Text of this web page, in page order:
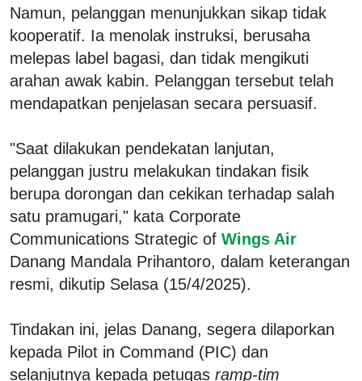
Namun, pelanggan menunjukkan sikap tidak
kooperatif. Ia menolak instruksi, berusaha
melepas label bagasi, dan tidak mengikuti
arahan awak kabin. Pelanggan tersebut telah
mendapatkan penjelasan secara persuasif.
"Saat dilakukan pendekatan lanjutan,
pelanggan justru melakukan tindakan fisik
berupa dorongan dan cekikan terhadap salah
satu pramugari," kata Corporate
Communications Strategic of Wings Air
Danang Mandala Prihantoro, dalam keterangan
resmi, dikutip Selasa (15/4/2025).
Tindakan ini, jelas Danang, segera dilaporkan
kepada Pilot in Command (PIC) dan
selanjutnya kepada petugas ramp-tim